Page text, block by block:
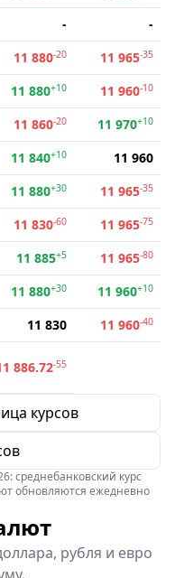
-
-
11 880-20 11 965-35
11 880+10 11 960-10
11 860-20 11 970+10
11 840+10
11 960
11 880+30 11 965-35
11 830-60 11 965-75
11 885+5 11 965-80
11 880+30 11 960+10
11 830 11 960-40
886.72-55
курсов
среднебанковский курс
обновляются ежедневно
рубля и евро